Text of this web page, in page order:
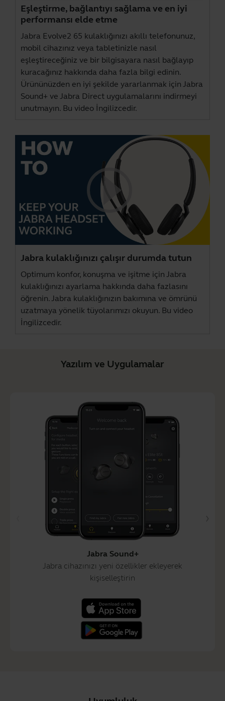
Eşleştirme, bağlantıyı sağlama ve en iyi
performansı elde etme
Jabra Evolve2 65 kulaklığınızı akıllı telefonunuz,
mobil cihazınız veya tabletinizle nasıl
eşleştireceğiniz ve bir bilgisayara nasıl bağlayıp
kuracağınız hakkında daha fazla bilgi edinin.
Ürününüzden en iyi şekilde yararlanmak için Jabra
Sound+ ve Jabra Direct uygulamalarını indirmeyi
unutmayın. Bu video İngilizcedir.
Jabra kulaklığınızı çalışır durumda tutun
Optimum konfor, konuşma ve işitme için Jabra
kulaklığınızı ayarlama hakkında daha fazlasını
öğrenin. Jabra kulaklığınızın bakımına ve ömrünü
uzatmaya yönelik tüyolarımızı okuyun. Bu video
İngilizcedir.
Yazılım ve Uygulamalar
Jabra Sound+
Jabra cihazınızı yeni özellikler ekleyerek
kişiselleştirin